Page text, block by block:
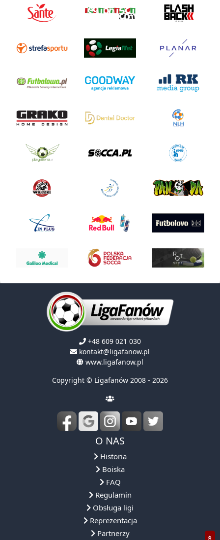
+48 609 021 030
kontakt@ligafanow.pl
www.ligafanow.pl
Copyright © Ligafanów 2008 - 2026
O NAS
Historia
Boiska
FAQ
Regulamin
Obsługa ligi
Reprezentacja
Partnerzy